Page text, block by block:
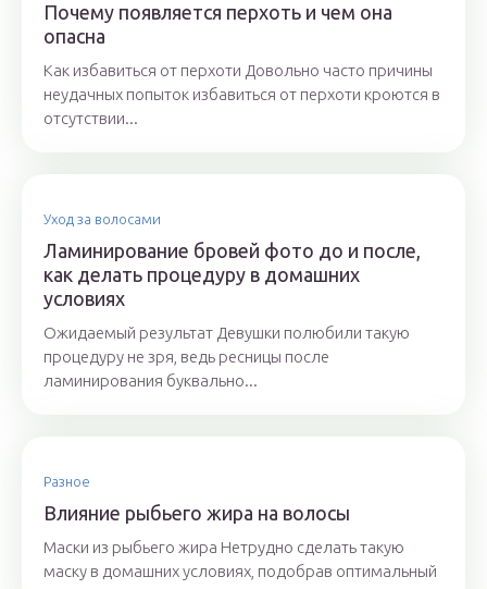
Почему появляется перхоть и чем она
опасна
Как избавиться от перхоти Довольно часто причины
неудачных попыток избавиться от перхоти кроются в
отсутствии...
Уход за волосами
Ламинирование бровей фото до и после,
как делать процедуру в домашних
условиях
Ожидаемый результат Девушки полюбили такую
процедуру не зря, ведь ресницы после
ламинирования буквально...
Разное
Влияние рыбьего жира на волосы
Маски из рыбьего жира Нетрудно сделать такую
маску в домашних условиях, подобрав оптимальный